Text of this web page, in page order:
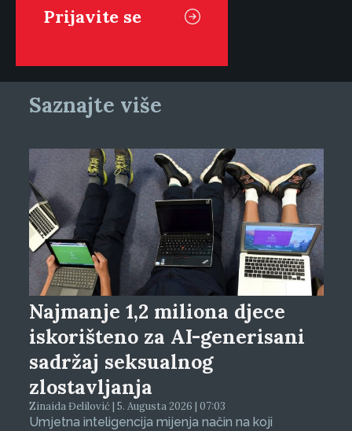
Saznajte više
Najmanje 1,2 miliona djece
iskorišteno za AI-generisani
sadržaj seksualnog
zlostavljanja
Zinaida Đelilović | 5. Augusta 2026 | 07:03
Umjetna inteligencija mijenja način na koji